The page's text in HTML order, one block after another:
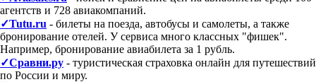
агентств и 728 авиакомпаний.
✓Tutu.ru - билеты на поезда, автобусы и самолеты, а также
бронирование отелей. У сервиса много классных "фишек".
Например, бронирование авиабилета за 1 рубль.
✓Сравни.ру - туристическая страховка онлайн для путешествий
по России и миру.